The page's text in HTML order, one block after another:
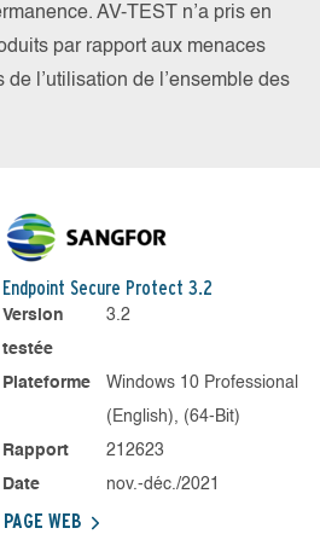
AV-TEST n’a pris en
par rapport aux menaces
l’utilisation de l’ensemble des
Endpoint Secure Protect 3.2
Version
testée
3.2
Plateforme
Windows 10 Professional
(English), (64-Bit)
Rapport
212623
Date
nov.-déc./2021
PAGE WEB